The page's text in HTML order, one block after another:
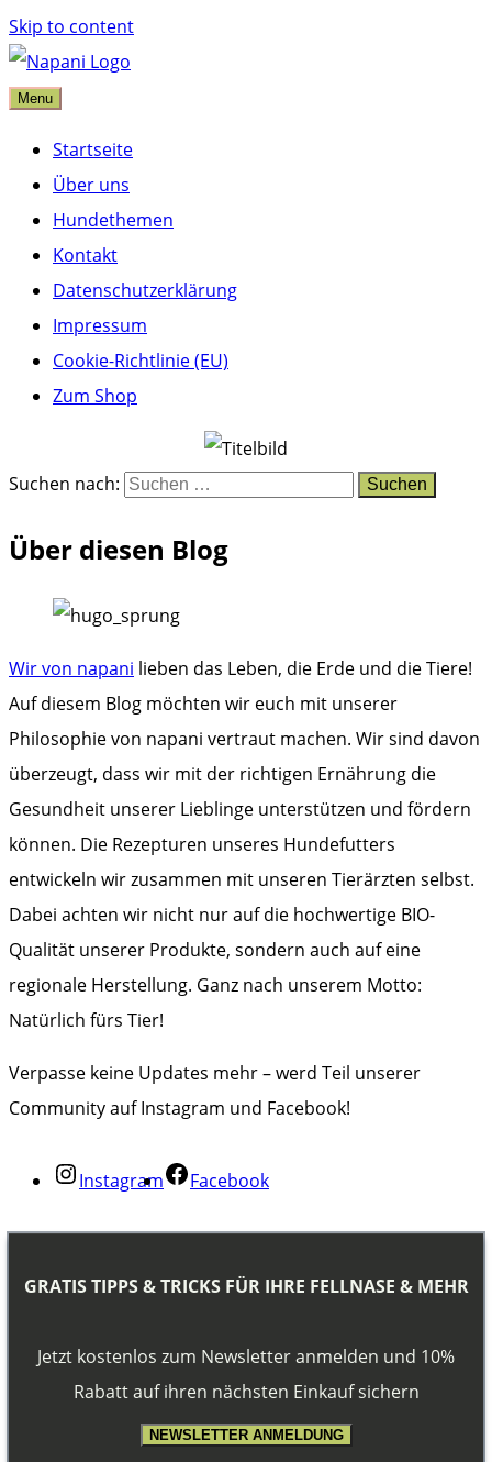
Skip to content
napani Blog
Menu
Startseite
Über uns
Hundethemen
Kontakt
Datenschutzerklärung
Impressum
Cookie-Richtlinie (EU)
Zum Shop
Suchen nach:
Über diesen Blog
Wir von napani lieben das Leben, die Erde und die Tiere!
Auf diesem Blog möchten wir euch mit unserer
Philosophie von napani vertraut machen. Wir sind davon
überzeugt, dass wir mit der richtigen Ernährung die
Gesundheit unserer Lieblinge unterstützen und fördern
können. Die Rezepturen unseres Hundefutters
entwickeln wir zusammen mit unseren Tierärzten selbst.
Dabei achten wir nicht nur auf die hochwertige BIO-
Qualität unserer Produkte, sondern auch auf eine
regionale Herstellung. Ganz nach unserem Motto:
Natürlich fürs Tier!
Verpasse keine Updates mehr – werd Teil unserer
Community auf Instagram und Facebook!
Instagram Facebook
GRATIS TIPPS & TRICKS FÜR IHRE FELLNASE & MEHR
Jetzt kostenlos zum Newsletter anmelden und 10%
Rabatt auf ihren nächsten Einkauf sichern
NEWSLETTER ANMELDUNG